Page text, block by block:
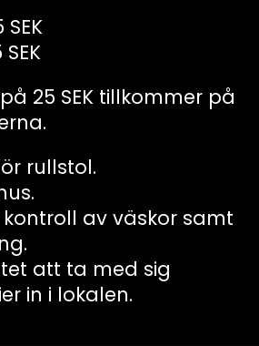
25 SEK tillkommer på
rullstol.
kontroll av väskor samt
att ta med sig
in i lokalen.